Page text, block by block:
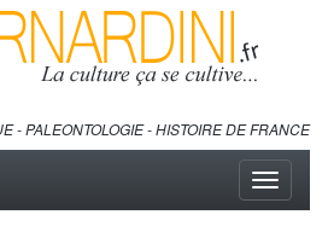
- PALEONTOLOGIE - HISTOIRE DE FRANCE
Toggle